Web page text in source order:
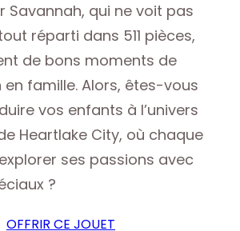
Savannah, qui ne voit pas
réparti dans 511 pièces,
de bons moments de
famille. Alors, êtes-vous
vos enfants à l’univers
Heartlake City, où chaque
ses passions avec
?
OFFRIR CE JOUET